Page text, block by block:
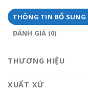
THÔNG TIN BỔ SUNG
ĐÁNH GIÁ (0)
THƯƠNG HIỆU
XUẤT XỨ